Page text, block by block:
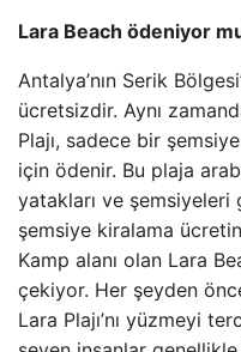
Lara Beach ödeniyor
Antalya’nın Serik
ücretsizdir. Aynı
Plajı, sadece bir
için ödenir. Bu plaja
yatakları ve
şemsiye kiralama
Kamp alanı olan Lara
çekiyor. Her şeyden
Lara Plajı’nı yüzmeyi